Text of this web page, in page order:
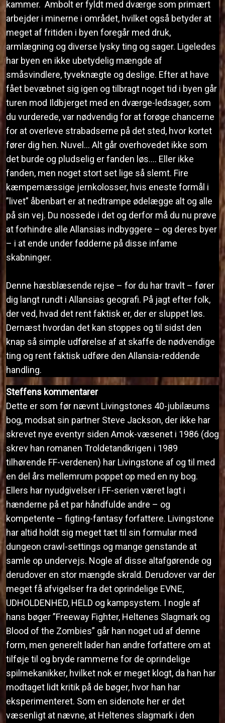
kammer. Ambolt er fyldt med dværge som primært
arbejder i minerne i området, hvilket også betyder at
meget af fritiden i byen foregår med druk,
armlægning og diverse lysky ting og sager. Ligeledes
har byen en ikke ubetydelig mængde af
småsvindlere, tyveknægte og deslige. Efter at have
fået bevæbnet sig igen og tilbragt noget tid i byen går
turen mod Ildbjerget med en dværge-ledsager, som
du vurderede, var nødvendig for at forøge chancerne
for at overleve strabadserne på det sted, hvor kortet
fører dig hen. Nuvel… Alt går overhovedet ikke som
det burde og pludselig er fanden løs…. Eller ikke
fanden, men noget stort set lige så slemt. Fire
kæmpemæssige jernkolosser, hvis eneste formål i
”livet” åbenbart er at nedtrampe ødelægge alt og alle
på sin vej. Du nossede i det og derfor må du nu prøve
at forhindre alle Allansias indbyggere – og deres byer
– i at ende under fødderne på disse infame
skabninger.
Denne hæsblæsende rejse – for du har travlt – fører
dig langt rundt i Allansias geografi. På jagt efter folk,
der ved, hvad det rent faktisk er, der er sluppet løs.
Dernæst hvordan det kan stoppes og til sidst den
knap så simple udførelse af at skaffe de nødvendige
ting og rent faktisk udføre den Allansia-reddende
handling.
Steffens kommentarer
Dette er som før nævnt Livingstones 40-jubilæums
bog, modsat sin partner Steve Jackson, der ikke har
skrevet nye eventyr siden Amok-væsenet i 1986 (dog
skrev han romanen Troldetandkrigen i 1989
tilhørende FF-verdenen) har Livingstone af og til med
en del års mellemrum poppet op med en ny bog.
Ellers har nyudgivelser i FF-serien været lagt i
hænderne på et par håndfulde andre – og
kompetente – figting-fantasy forfattere. Livingstone
har altid holdt sig meget tæt til sin formular med
dungeon crawl-settings og mange genstande at
samle op undervejs. Nogle af disse altafgørende og
derudover en stor mængde skrald. Derudover var der
meget få afvigelser fra det oprindelige EVNE,
UDHOLDENHED, HELD og kampsystem. I nogle af
hans bøger ”Freeway Fighter, Heltenes Slagmark og
Blood of the Zombies” går han noget ud af denne
form, men generelt lader han andre forfattere om at
tilføje til og bryde rammerne for de oprindelige
spilmekanikker, hvilket nok er meget klogt, da han har
modtaget lidt kritik på de bøger, hvor han har
eksperimenteret. Som en sidenote her er det
væsenligt at nævne, at Heltenes slagmark i den